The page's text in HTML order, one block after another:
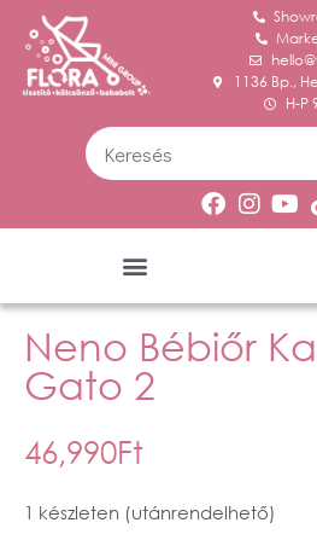
1136 Bp.,
H-P
Neno Bébiőr
Gato 2
46,990Ft
1 készleten (utánrendelhető)